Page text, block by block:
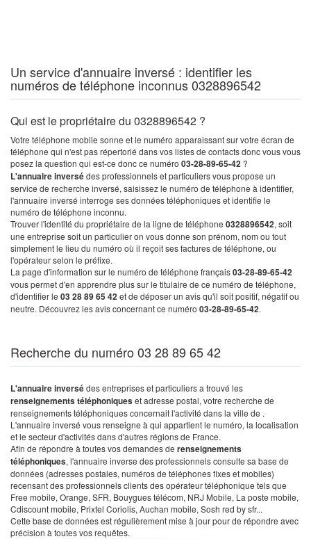
Un service d'annuaire inversé : identifier les
numéros de téléphone inconnus 0328896542
Qui est le propriétaire du 0328896542 ?
Votre téléphone mobile sonne et le numéro apparaissant sur votre écran de
téléphone qui n'est pas répertorié dans vos listes de contacts donc vous vous
posez la question qui est-ce donc ce numéro 03-28-89-65-42 ?
L'annuaire inversédes professionnels et particuliers vous propose un
service de recherche inversé, saisissez le numéro de téléphone à identifier,
l'annuaire inversé interroge ses données téléphoniques et identifie le
numéro de téléphone inconnu.
Trouver l'identité du propriétaire de la ligne de téléphone 0328896542, soit
une entreprise soit un particulier on vous donne son prénom, nom ou tout
simplement le lieu du numéro où il reçoit ses factures de téléphone, ou
l'opérateur selon le préfixe.
La page d'information sur le numéro de téléphone français03-28-89-65-42
vous permet d'en apprendre plus sur le titulaire de ce numéro de téléphone,
d'identifier le 03 28 89 65 42et de déposer un avis qu'il soit positif, négatif ou
neutre. Découvrez les avis concernant ce numéro 03-28-89-65-42.
Recherche du numéro 03 28 89 65 42
L'annuaire inversédes entreprises et particuliers a trouvé les
renseignements téléphoniqueset adresse postal, votre recherche de
renseignements téléphoniques concernait l'activité dans la ville de .
L'annuaire inversé vous renseigne à qui appartient le numéro, la localisation
et le secteur d'activités dans d'autres régions de France.
Afin de répondre à toutes vos demandes de renseignements
téléphoniques, l'annuaire inverse des professionnels consulte sa base de
données (adresses postales, numéros de téléphones fixes et mobiles)
recensant des professionnels clients des opérateur téléphonique tels que
Free mobile, Orange, SFR, Bouygues télécom, NRJ Mobile, La poste mobile,
Cdiscount mobile, Prixtel Coriolis, Auchan mobile, Sosh red by sfr...
Cette base de données est régulièrement mise à jour pour de répondre avec
précision à toutes vos requêtes.